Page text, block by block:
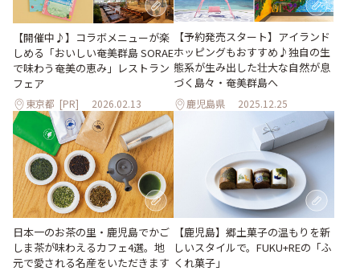
【開催中♪】コラボメニューが楽
しめる「おいしい奄美群島 SORAE
で味わう奄美の恵み」レストラン
フェア
東京都 [PR] 2026.02.13
【予約発売スタート】アイランド
ホッピングもおすすめ♪独自の生
態系が生み出した壮大な自然が息
づく島々・奄美群島へ
鹿児島県 2025.12.25
日本一のお茶の里・鹿児島でかご
しま茶が味わえるカフェ4選。地
元で愛される名産をいただきます
【鹿児島】郷土菓子の温もりを新
しいスタイルで。FUKU+REの「ふ
くれ菓子」